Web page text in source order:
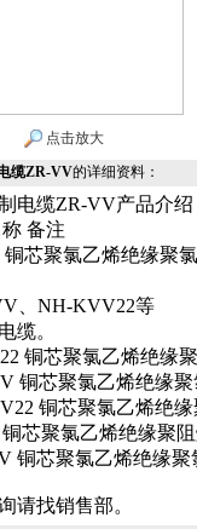
点击放大
缆ZR-VV的详细资料：
电缆ZR-VV产品介
备注
铜芯聚氯乙烯绝缘聚
、NH-KVV22等
缆。
铜芯聚氯乙烯绝缘
铜芯聚氯乙烯绝缘
铜芯聚氯乙烯绝
铜芯聚氯乙烯绝缘聚
铜芯聚氯乙烯绝缘
请找销售部。